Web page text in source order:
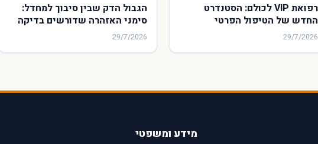
רפואת VIP לכולם: הסטנדרט
החדש של הטיפול הפרטי
שמשאיר את המערכת הציבורית
29/7/2026
הגבול הדק שבין סיבוך למחדל:
סימני האזהרה שדורשים בדיקה
משפטית לאחר הליך לבבי
29/7/2026
מידע ומשפטי